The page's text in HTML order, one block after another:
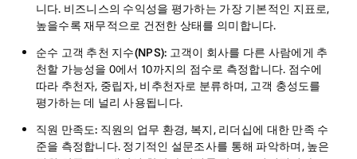
니다. 비즈니스의 수익성을 평가하는 가장 기본적인 지표로,
높을수록 재무적으로 건전한 상태를 의미합니다.
순수 고객 추천 지수(NPS): 고객이 회사를 다른 사람에게 추
천할 가능성을 0에서 10까지의 점수로 측정합니다. 점수에
따라 추천자, 중립자, 비추천자로 분류하며, 고객 충성도를
평가하는 데 널리 사용됩니다.
직원 만족도: 직원의 업무 환경, 복지, 리더십에 대한 만족 수
준을 측정합니다. 정기적인 설문조사를 통해 파악하며, 높은